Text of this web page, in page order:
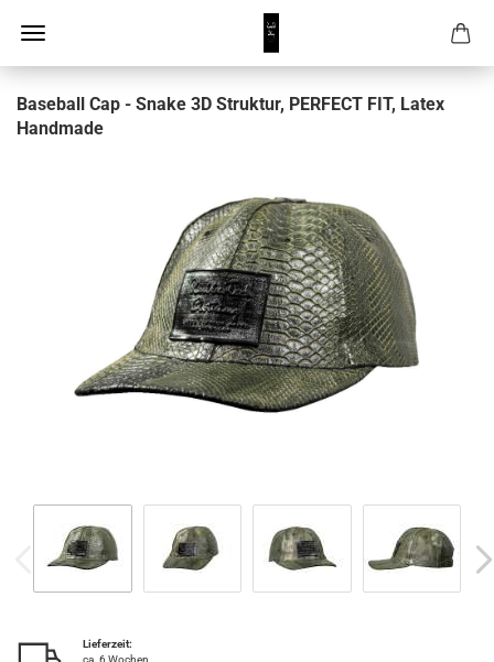
Baseball Cap - Snake 3D Struktur, PERFECT FIT, Latex
Handmade
Lieferzeit:
ca. 6 Wochen